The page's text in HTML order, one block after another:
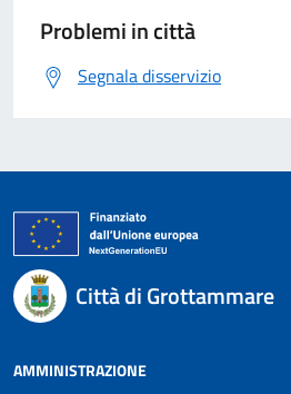
Problemi in città
Segnala disservizio
Città di Grottammare
AMMINISTRAZIONE